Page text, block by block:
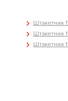
Штакетник
Штакетник
Штакетник